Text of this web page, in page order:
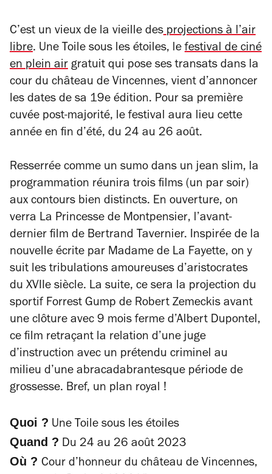
C’est un vieux de la vieille des projections à l’air
libre. Une Toile sous les étoiles, le festival de ciné
en plein air gratuit qui pose ses transats dans la
cour du château de Vincennes, vient d’annoncer
les dates de sa 19e édition. Pour sa première
cuvée post-majorité, le festival aura lieu cette
année en fin d’été, du 24 au 26 août.
Resserrée comme un sumo dans un jean slim, la
programmation réunira trois films (un par soir)
aux contours bien distincts. En ouverture, on
verra La Princesse de Montpensier, l’avant-
dernier film de Bertrand Tavernier. Inspirée de la
nouvelle écrite par Madame de La Fayette, on y
suit les tribulations amoureuses d’aristocrates
du XVIIe siècle. La suite, ce sera la projection du
sportif Forrest Gump de Robert Zemeckis avant
une clôture avec 9 mois ferme d’Albert Dupontel,
ce film retraçant la relation d’une juge
d’instruction avec un prétendu criminel au
milieu d’une abracadabrantesque période de
grossesse. Bref, un plan royal !
Quoi ? Une Toile sous les étoiles
Quand ? Du 24 au 26 août 2023
Où ? Cour d’honneur du château de Vincennes,